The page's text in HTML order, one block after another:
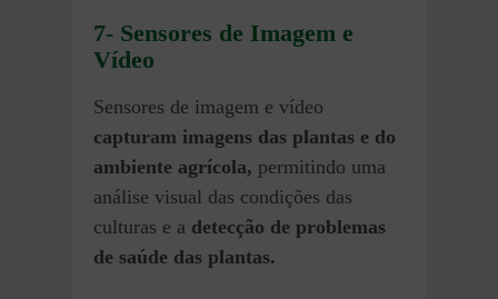
7- Sensores de Imagem e
Vídeo
Sensores de imagem e vídeo
capturam imagens das plantas e do
ambiente agrícola, permitindo uma
análise visual das condições das
culturas e a detecção de problemas
de saúde das plantas.